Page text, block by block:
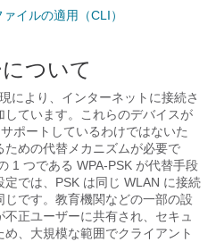
イルの適用（CLI）
ついて
により、インターネットに接続さ
ています。これらのデバイスが
ポートしているわけではないた
めの代替メカニズムが必要で
1 つである WPA-PSK が代替手段
では、PSK は同じ WLAN に接続
です。教育機関などの一部の設
正ユーザーに共有され、セキュ
、大規模な範囲でクライアント